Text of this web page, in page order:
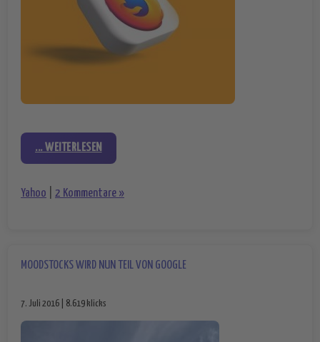
... WEITERLESEN
Yahoo 2 Kommentare »
MOODSTOCKS WIRD NUN TEIL VON GOOGLE
7. Juli 2016 | 8.619 klicks